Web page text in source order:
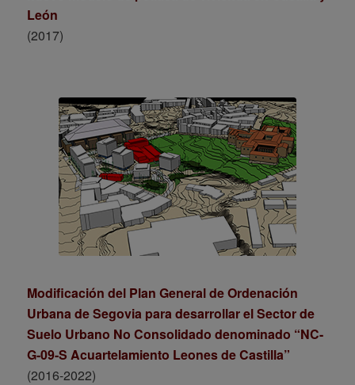
León
(2017)
Modificación del Plan General de Ordenación
Urbana de Segovia para desarrollar el Sector de
Suelo Urbano No Consolidado denominado “NC-
G-09-S Acuartelamiento Leones de Castilla”
(2016-2022)